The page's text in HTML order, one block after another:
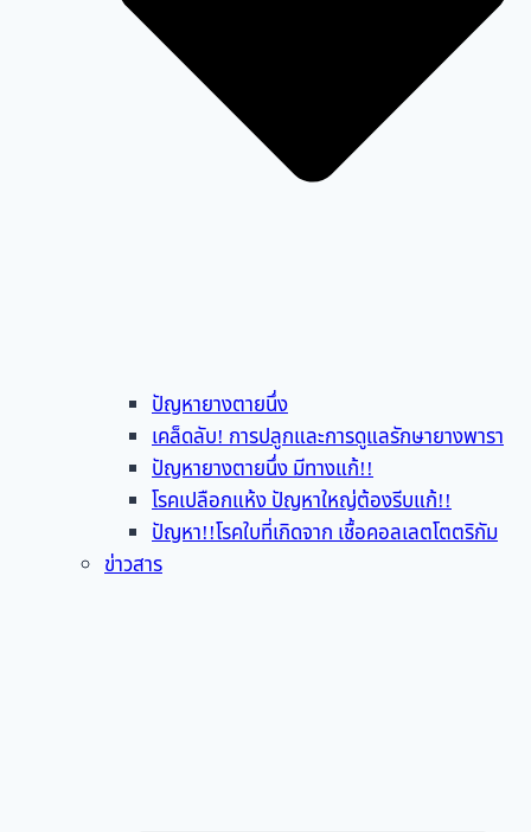
ปัญหายางตายนึ่ง
เคล็ดลับ! การปลูกและการดูแลรักษายางพารา
ปัญหายางตายนึ่ง มีทางแก้!!
โรคเปลือกแห้ง ปัญหาใหญ่ต้องรีบแก้!!
ปัญหา!!โรคใบที่เกิดจาก เชื้อคอลเลตโตตริกัม
ข่าวสาร